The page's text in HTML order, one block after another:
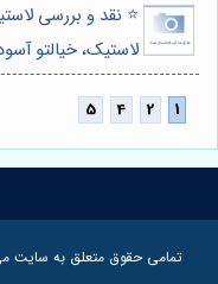
⭐️ نقد و بررسی
لاستیک، خیالتو
تمامی حقوق متعلق به سایت